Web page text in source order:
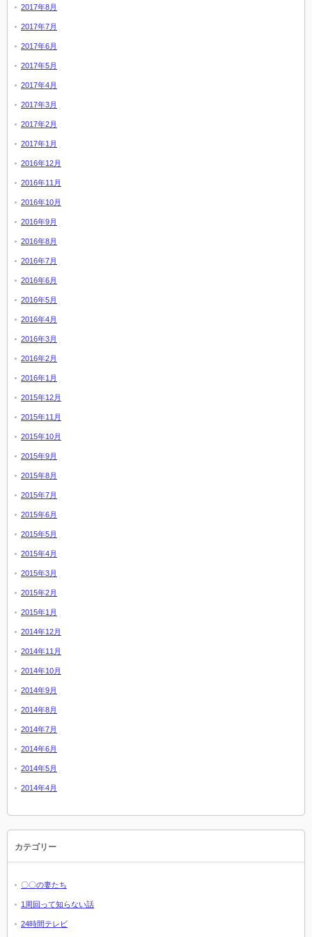
2017年8月
2017年7月
2017年6月
2017年5月
2017年4月
2017年3月
2017年2月
2017年1月
2016年12月
2016年11月
2016年10月
2016年9月
2016年8月
2016年7月
2016年6月
2016年5月
2016年4月
2016年3月
2016年2月
2016年1月
2015年12月
2015年11月
2015年10月
2015年9月
2015年8月
2015年7月
2015年6月
2015年5月
2015年4月
2015年3月
2015年2月
2015年1月
2014年12月
2014年11月
2014年10月
2014年9月
2014年8月
2014年7月
2014年6月
2014年5月
2014年4月
カテゴリー
〇〇の妻たち
1周回って知らない話
24時間テレビ